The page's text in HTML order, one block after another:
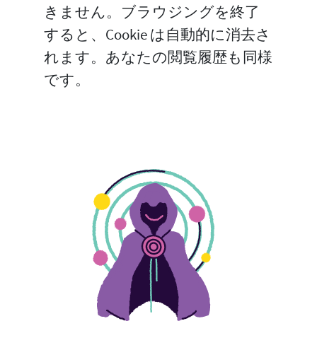
きません。ブラウジングを終了
すると、Cookie は自動的に消去さ
れます。あなたの閲覧履歴も同様
です。